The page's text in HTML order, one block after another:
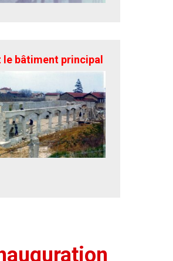
le bâtiment principal